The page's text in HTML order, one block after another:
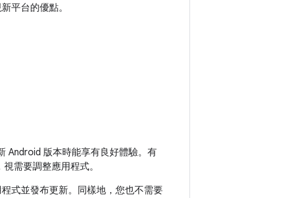
平台的優點。
Android 版本時能享有良好體驗。有
需要調整應用程式。
式並發布更新。同樣地，您也不需要